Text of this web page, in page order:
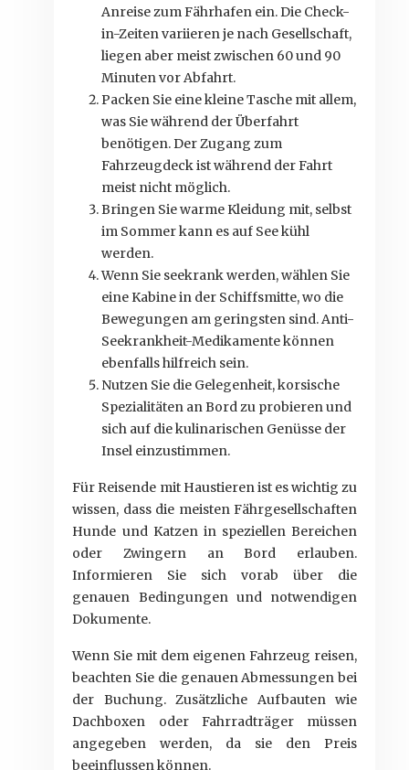
Anreise zum Fährhafen ein. Die Check-
in-Zeiten variieren je nach Gesellschaft,
liegen aber meist zwischen 60 und 90
Minuten vor Abfahrt.
Packen Sie eine kleine Tasche mit allem,
was Sie während der Überfahrt
benötigen. Der Zugang zum
Fahrzeugdeck ist während der Fahrt
meist nicht möglich.
Bringen Sie warme Kleidung mit, selbst
im Sommer kann es auf See kühl
werden.
Wenn Sie seekrank werden, wählen Sie
eine Kabine in der Schiffsmitte, wo die
Bewegungen am geringsten sind. Anti-
Seekrankheit-Medikamente können
ebenfalls hilfreich sein.
Nutzen Sie die Gelegenheit, korsische
Spezialitäten an Bord zu probieren und
sich auf die kulinarischen Genüsse der
Insel einzustimmen.
Für Reisende mit Haustieren ist es wichtig zu
wissen, dass die meisten Fährgesellschaften
Hunde und Katzen in speziellen Bereichen
oder Zwingern an Bord erlauben.
Informieren Sie sich vorab über die
genauen Bedingungen und notwendigen
Dokumente.
Wenn Sie mit dem eigenen Fahrzeug reisen,
beachten Sie die genauen Abmessungen bei
der Buchung. Zusätzliche Aufbauten wie
Dachboxen oder Fahrradträger müssen
angegeben werden, da sie den Preis
beeinflussen können.